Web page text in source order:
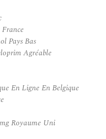
Pays Bas
Agréable
En Ligne En Belgique
Royaume Uni